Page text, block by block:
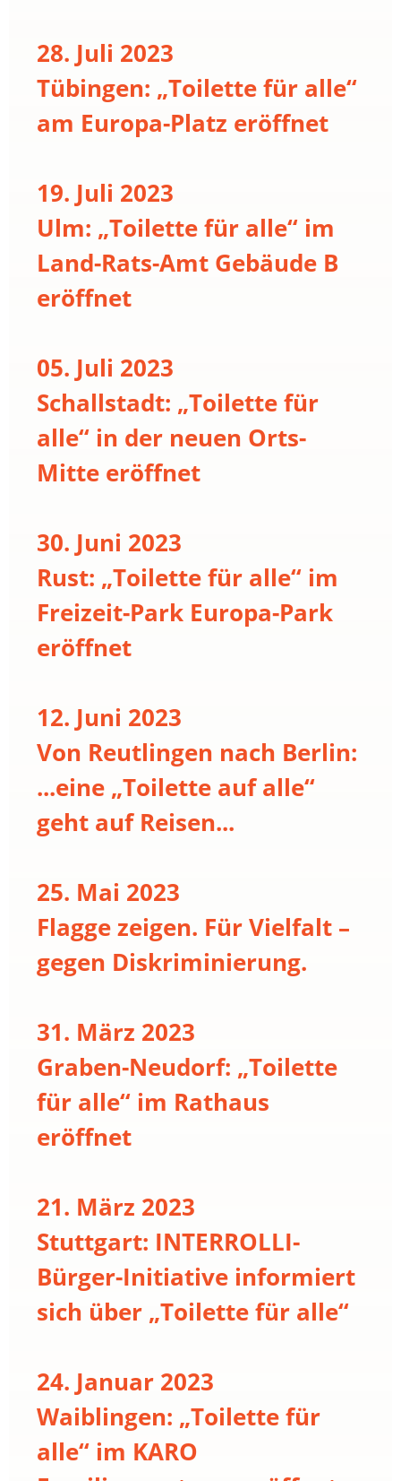
28. Juli 2023
Tübingen: „Toilette für alle“
am Europa-Platz eröffnet
19. Juli 2023
Ulm: „Toilette für alle“ im
Land-Rats-Amt Gebäude B
eröffnet
05. Juli 2023
Schallstadt: „Toilette für
alle“ in der neuen Orts-
Mitte eröffnet
30. Juni 2023
Rust: „Toilette für alle“ im
Freizeit-Park Europa-Park
eröffnet
12. Juni 2023
Von Reutlingen nach Berlin:
...eine „Toilette auf alle“
geht auf Reisen...
25. Mai 2023
Flagge zeigen. Für Vielfalt –
gegen Diskriminierung.
31. März 2023
Graben-Neudorf: „Toilette
für alle“ im Rathaus
eröffnet
21. März 2023
Stuttgart: INTERROLLI-
Bürger-Initiative informiert
sich über „Toilette für alle“
24. Januar 2023
Waiblingen: „Toilette für
alle“ im KARO